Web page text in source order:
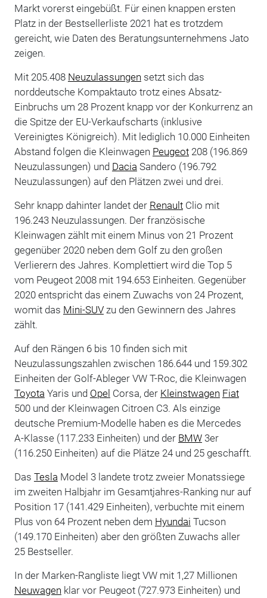
Markt vorerst eingebüßt. Für einen knappen ersten
Platz in der Bestsellerliste 2021 hat es trotzdem
gereicht, wie Daten des Beratungsunternehmens Jato
zeigen.
Mit 205.408 Neuzulassungen setzt sich das
norddeutsche Kompaktauto trotz eines Absatz-
Einbruchs um 28 Prozent knapp vor der Konkurrenz an
die Spitze der EU-Verkaufscharts (inklusive
Vereinigtes Königreich). Mit lediglich 10.000 Einheiten
Abstand folgen die Kleinwagen Peugeot208 (196.869
Neuzulassungen) und Dacia Sandero (196.792
Neuzulassungen) auf den Plätzen zwei und drei.
Sehr knapp dahinter landet der RenaultClio mit
196.243 Neuzulassungen. Der französische
Kleinwagen zählt mit einem Minus von 21 Prozent
gegenüber 2020 neben dem Golf zu den großen
Verlierern des Jahres. Komplettiert wird die Top 5
vom Peugeot 2008 mit 194.653 Einheiten. Gegenüber
2020 entspricht das einem Zuwachs von 24 Prozent,
womit das Mini-SUVzu den Gewinnern des Jahres
zählt.
Auf den Rängen 6 bis 10 finden sich mit
Neuzulassungszahlen zwischen 186.644 und 159.302
Einheiten der Golf-Ableger VW T-Roc, die Kleinwagen
Toyota Yaris und Opel Corsa, der Kleinstwagen Fiat
500 und der Kleinwagen Citroen C3. Als einzige
deutsche Premium-Modelle haben es die Mercedes
A-Klasse (117.233 Einheiten) und der BMW3er
(116.250 Einheiten) auf die Plätze 24 und 25 geschafft.
Das Tesla Model 3 landete trotz zweier Monatssiege
im zweiten Halbjahr im Gesamtjahres-Ranking nur auf
Position 17 (141.429 Einheiten), verbuchte mit einem
Plus von 64 Prozent neben dem Hyundai Tucson
(149.170 Einheiten) aber den größten Zuwachs aller
25 Bestseller.
In der Marken-Rangliste liegt VW mit 1,27 Millionen
Neuwagen klar vor Peugeot (727.973 Einheiten) und